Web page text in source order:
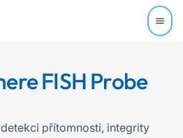
FISH Probe
přítomnosti, integrity